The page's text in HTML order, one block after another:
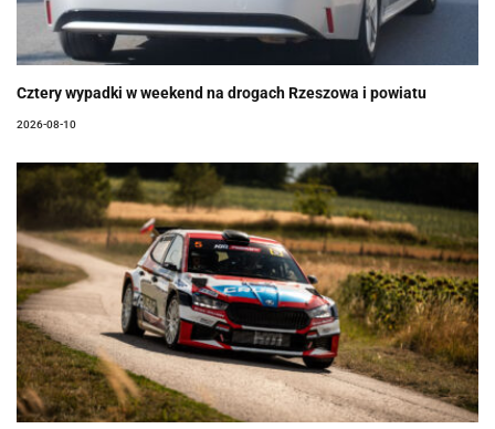
Cztery wypadki w weekend na drogach Rzeszowa i powiatu
2026-08-10